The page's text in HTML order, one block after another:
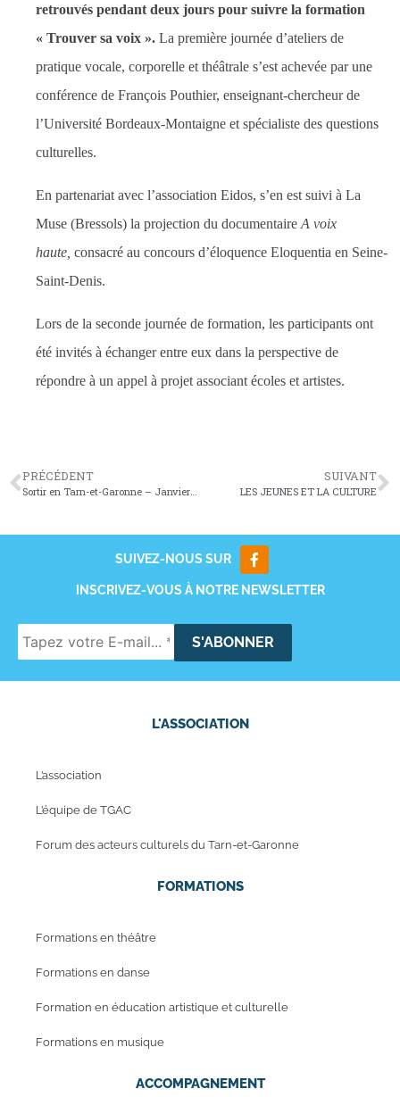
retrouvés pendant deux jours pour suivre la formation
« Trouver sa voix ». La première journée d’ateliers de
pratique vocale, corporelle et théâtrale s’est achevée par une
conférence de François Pouthier, enseignant-chercheur de
l’Université Bordeaux-Montaigne et spécialiste des questions
culturelles.
En partenariat avec l’association Eidos, s’en est suivi à La
Muse (Bressols) la projection du documentaire A voix
haute, consacré au concours d’éloquence Eloquentia en Seine-
Saint-Denis.
Lors de la seconde journée de formation, les participants ont
été invités à échanger entre eux dans la perspective de
répondre à un appel à projet associant écoles et artistes.
PRÉCÉDENT
Sortir en Tarn-et-Garonne – Janvier 2019
SUIVANT
LES JEUNES ET LA CULTURE
SUIVEZ-NOUS SUR
INSCRIVEZ-VOUS À NOTRE NEWSLETTER
L'ASSOCIATION
L’association
L’équipe de TGAC
Forum des acteurs culturels du Tarn-et-Garonne
FORMATIONS
Formations en théâtre
Formations en danse
Formation en éducation artistique et culturelle
Formations en musique
ACCOMPAGNEMENT